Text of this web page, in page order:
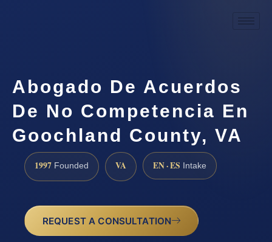
Abogado De Acuerdos
De No Competencia En
Goochland County, VA
1997 Founded VA EN · ES Intake
REQUEST A CONSULTATION